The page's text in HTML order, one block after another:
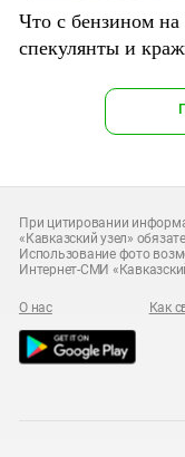
Что с бензином
спекулянты и
При цитировании
«Кавказский узел»
Использование фото
Интернет-СМИ
О нас Как